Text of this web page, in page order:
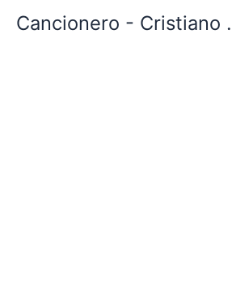
Cancionero - Cristiano